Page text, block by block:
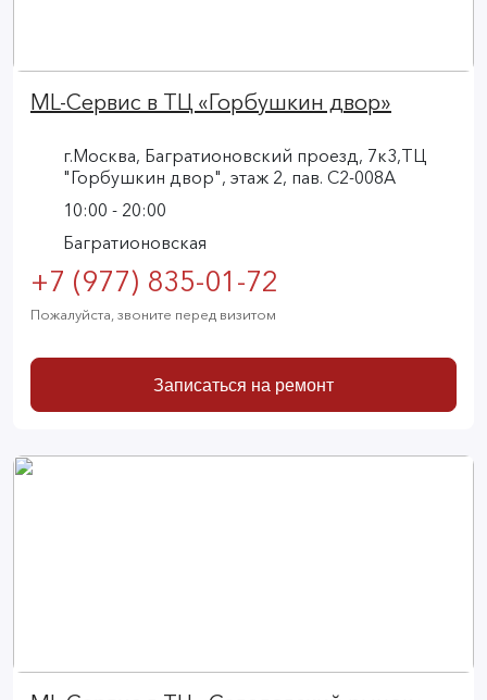
ML-Сервис в ТЦ «Горбушкин двор»
г.Москва, Багратионовский проезд, 7к3,ТЦ
"Горбушкин двор", этаж 2, пав. С2-008А
10:00 - 20:00
Багратионовская
+7 (977) 835-01-72
Пожалуйста, звоните перед визитом
Записаться на ремонт